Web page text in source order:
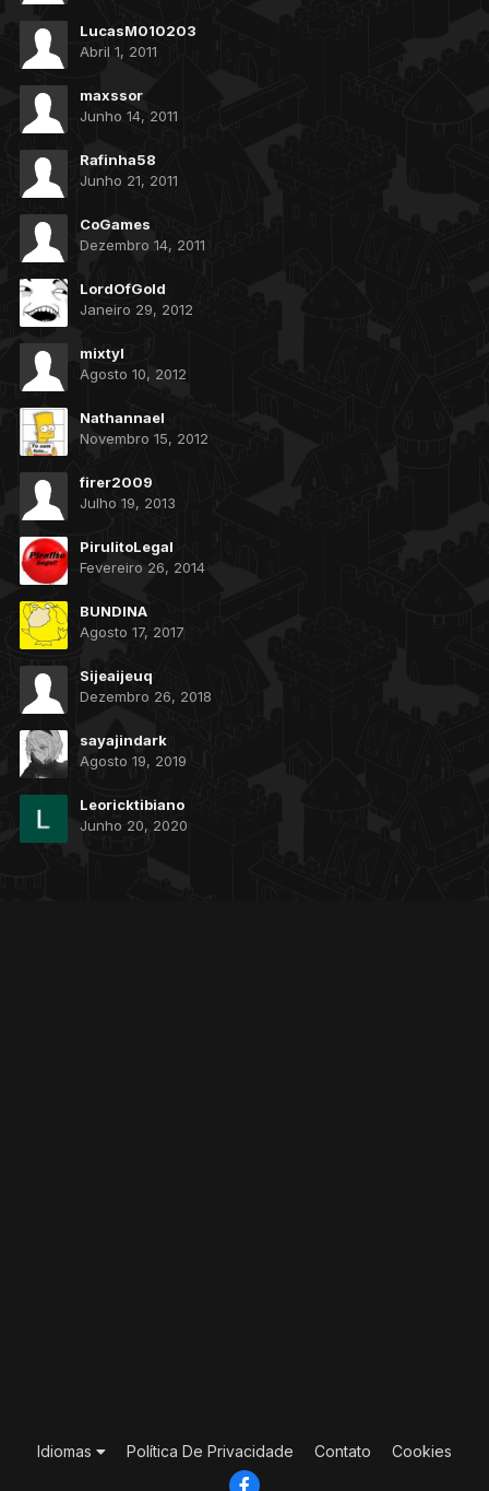
LucasM010203
Abril 1, 2011
maxssor
Junho 14, 2011
Rafinha58
Junho 21, 2011
CoGames
Dezembro 14, 2011
LordOfGold
Janeiro 29, 2012
mixtyl
Agosto 10, 2012
Nathannael
Novembro 15, 2012
firer2009
Julho 19, 2013
PirulitoLegal
Fevereiro 26, 2014
BUNDINA
Agosto 17, 2017
Sijeaijeuq
Dezembro 26, 2018
sayajindark
Agosto 19, 2019
Leoricktibiano
Junho 20, 2020
Idiomas Política De Privacidade Contato Cookies